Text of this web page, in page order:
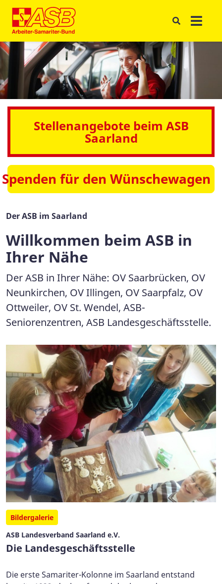
Stellenangebote beim ASB
Saarland
Spenden für den Wünschewagen
Der ASB im Saarland
Willkommen beim ASB in
Ihrer Nähe
Der ASB in Ihrer Nähe: OV Saarbrücken, OV
Neunkirchen, OV Illingen, OV Saarpfalz, OV
Ottweiler, OV St. Wendel, ASB-
Seniorenzentren, ASB Landesgeschäftsstelle.
Bildergalerie
ASB Landesverband Saarland e.V.
Die Landesgeschäftsstelle
Die erste Samariter-Kolonne im Saarland entstand